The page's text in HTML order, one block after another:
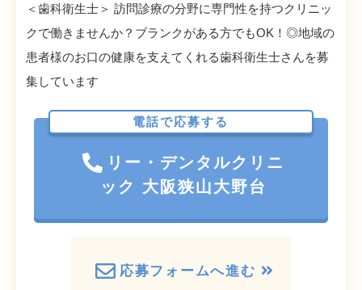
＜歯科衛生士＞ 訪問診療の分野に専門性を持つクリニッ
クで働きませんか？ブランクがある方でもOK！◎地域の
患者様のお口の健康を支えてくれる歯科衛生士さんを募
集しています
電話で応募する
リー・デンタルクリニ
ック 大阪狭山大野台
応募フォームへ進む